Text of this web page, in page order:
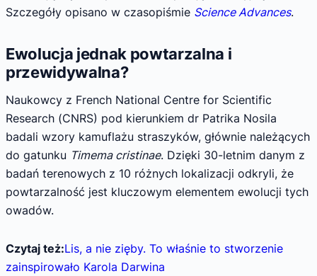
Szczegóły opisano w czasopiśmie Science Advances.
Ewolucja jednak powtarzalna i
przewidywalna?
Naukowcy z French National Centre for Scientific
Research (CNRS) pod kierunkiem dr Patrika Nosila
badali wzory kamuflażu straszyków, głównie należących
do gatunku Timema cristinae. Dzięki 30-letnim danym z
badań terenowych z 10 różnych lokalizacji odkryli, że
powtarzalność jest kluczowym elementem ewolucji tych
owadów.
Czytaj też:Lis, a nie zięby. To właśnie to stworzenie
zainspirowało Karola Darwina